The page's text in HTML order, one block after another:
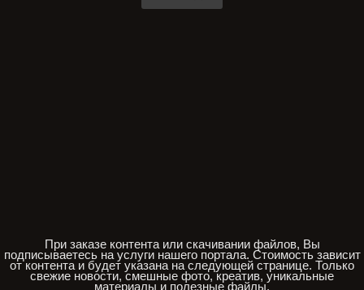
При заказе контента или скачивании файлов, Вы
подписываетесь на услуги нашего портала. Стоимость зависит
от контента и будет указана на следующей странице. Только
свежие новости, смешные фото, креатив, уникальные
материалы и полезные файлы.